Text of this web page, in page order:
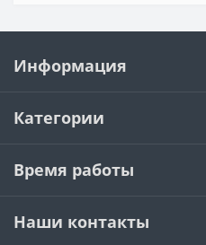
Информация
Категории
Время работы
Наши контакты